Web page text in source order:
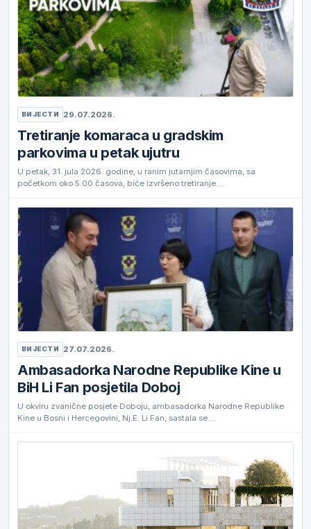
ВИЈЕСТИ 29.07.2026.
Tretiranje komaraca u gradskim
parkovima u petak ujutru
U petak, 31. jula 2026. godine, u ranim jutarnjim časovima, sa
početkom oko 5.00 časova, biće izvršeno tretiranje…
ВИЈЕСТИ 27.07.2026.
Ambasadorka Narodne Republike Kine u
BiH Li Fan posjetila Doboj
U okviru zvanične posjete Doboju, ambasadorka Narodne Republike
Kine u Bosni i Hercegovini, Nj.E. Li Fan, sastala se…